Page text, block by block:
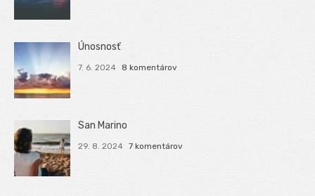
Únosnosť
7. 6. 2024 8 komentárov
San Marino
29. 8. 2024 7 komentárov